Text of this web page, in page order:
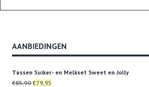
AANBIEDINGEN
Tassen Suiker- en Melkset Sweet en Jolly
€85,90Oorspronkelijke
€79,95